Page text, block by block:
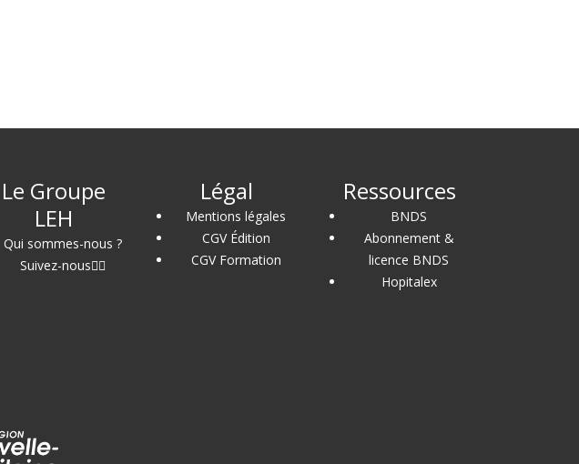
Le Groupe
LEH
Qui sommes-nous ?
Suivez-nous
Légal
Mentions légales
CGV Édition
CGV Formation
Ressources
BNDS
Abonnement &
licence BNDS
Hopitalex